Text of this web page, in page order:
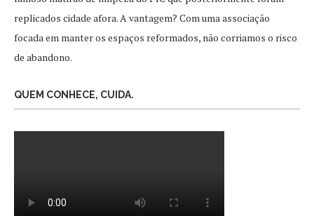
replicados cidade afora. A vantagem? Com uma associação
focada em manter os espaços reformados, não corriamos o risco
de abandono.
QUEM CONHECE, CUIDA.